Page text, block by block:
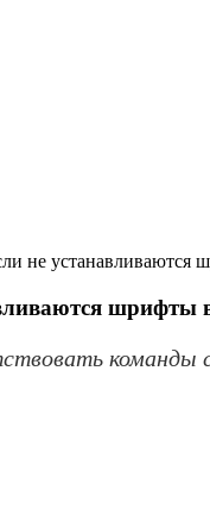
не устанавливаются
шрифты